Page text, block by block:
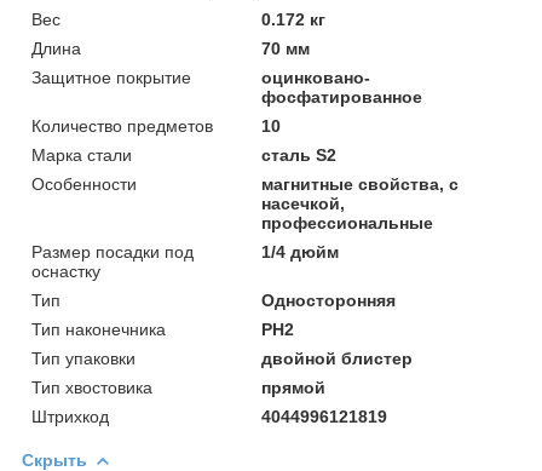
Вeс
0.172 кг
Длинa
70 мм
Защитное покрытие
оцинковано-
фосфатированное
Количество предметов
10
Марка стали
сталь S2
Особенности
магнитные свойства, с
насечкой,
профессиональные
Размер посадки под
оснастку
1/4 дюйм
Тип
Односторонняя
Тип наконечника
PH2
Тип упаковки
двойной блистер
Тип хвостовика
прямой
Штрихкод
4044996121819
Скрыть